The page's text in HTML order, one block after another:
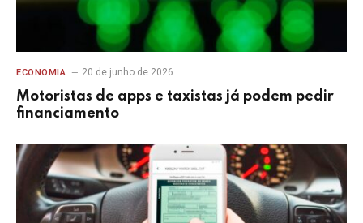
ECONOMIA 20 de junho de 2026
Motoristas de apps e taxistas já podem pedir
financiamento